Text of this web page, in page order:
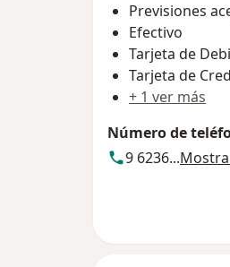
Previsiones
Efectivo
Tarjeta de
Tarjeta de
+ 1 ver más
Número de
9 6236...